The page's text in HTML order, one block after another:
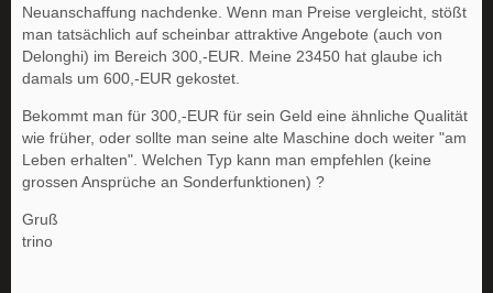
Neuanschaffung nachdenke. Wenn man Preise vergleicht, stößt
man tatsächlich auf scheinbar attraktive Angebote (auch von
Delonghi) im Bereich 300,-EUR. Meine 23450 hat glaube ich
damals um 600,-EUR gekostet.
Bekommt man für 300,-EUR für sein Geld eine ähnliche Qualität
wie früher, oder sollte man seine alte Maschine doch weiter "am
Leben erhalten". Welchen Typ kann man empfehlen (keine
grossen Ansprüche an Sonderfunktionen) ?
Gruß
trino